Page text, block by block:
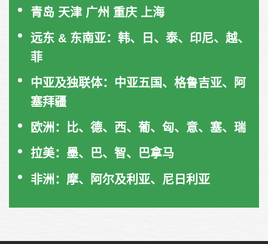
青岛 天津 广州 重庆 上海
远东 & 东南亚：韩、日、泰、印尼、越、
菲
中亚及独联体：中亚五国、格鲁吉亚、阿
塞拜疆
欧洲：比、德、西、葡、匈、意、塞、瑞
拉美：墨、巴、智、巴拿马
非洲：摩、阿尔及利亚、尼日利亚